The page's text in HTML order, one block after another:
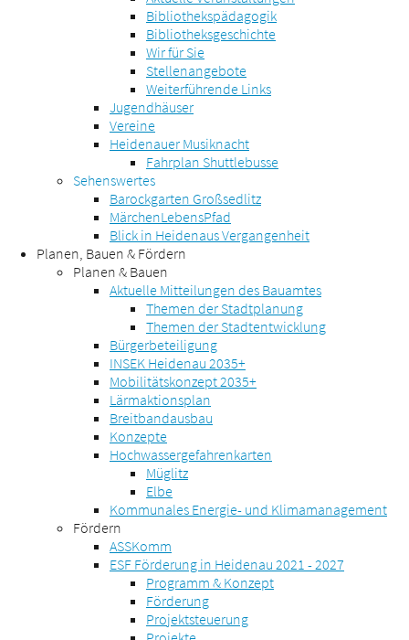
Bibliothekspädagogik
Bibliotheksgeschichte
Wir für Sie
Stellenangebote
Weiterführende Links
Jugendhäuser
Vereine
Heidenauer Musiknacht
Fahrplan Shuttlebusse
Sehenswertes
Barockgarten Großsedlitz
MärchenLebensPfad
Blick in Heidenaus Vergangenheit
Planen, Bauen & Fördern
Planen & Bauen
Aktuelle Mitteilungen des Bauamtes
Themen der Stadtplanung
Themen der Stadtentwicklung
Bürgerbeteiligung
INSEK Heidenau 2035+
Mobilitätskonzept 2035+
Lärmaktionsplan
Breitbandausbau
Konzepte
Hochwassergefahrenkarten
Müglitz
Elbe
Kommunales Energie- und Klimamanagement
Fördern
ASSKomm
ESF Förderung in Heidenau 2021 - 2027
Programm & Konzept
Förderung
Projektsteuerung